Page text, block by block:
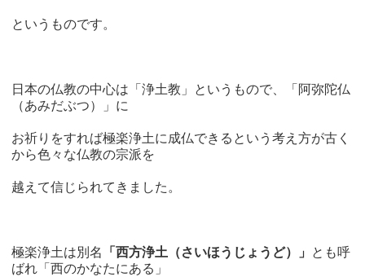
というものです。
日本の仏教の中心は「浄土教」というもので、「阿弥陀仏
（あみだぶつ）」に
お祈りをすれば極楽浄土に成仏できるという考え方が古く
から色々な仏教の宗派を
越えて信じられてきました。
極楽浄土は別名 「西方浄土（さいほうじょうど）」 とも呼
ばれ「西のかなたにある」